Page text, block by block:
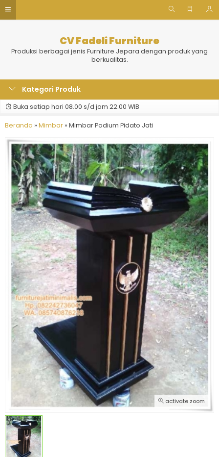
CV Fadeli Furniture
Produksi berbagai jenis Furniture Jepara dengan produk yang
berkualitas.
Kategori Produk
Buka setiap hari 08.00 s/d jam 22.00 WIB
Beranda » Mimbar » Mimbar Podium Pidato Jati
activate zoom